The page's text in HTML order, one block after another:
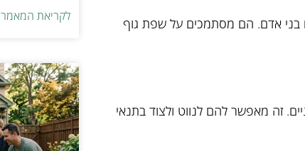
בני אדם. הם מסתמכים על שפת גוף
זה מאפשר להם לנווט ולצוד בתנאי
לקריאת